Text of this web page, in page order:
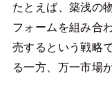
たとえば、築浅の
フォームを組み合
売するという戦略
る一方、万一市場